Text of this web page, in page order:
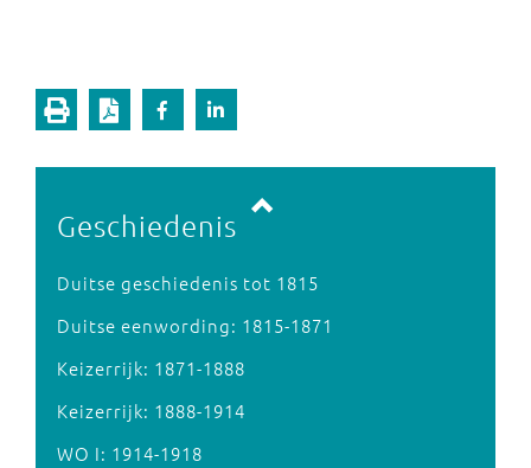
Geschiedenis
Duitse geschiedenis tot 1815
Duitse eenwording: 1815-1871
Keizerrijk: 1871-1888
Keizerrijk: 1888-1914
WO I: 1914-1918